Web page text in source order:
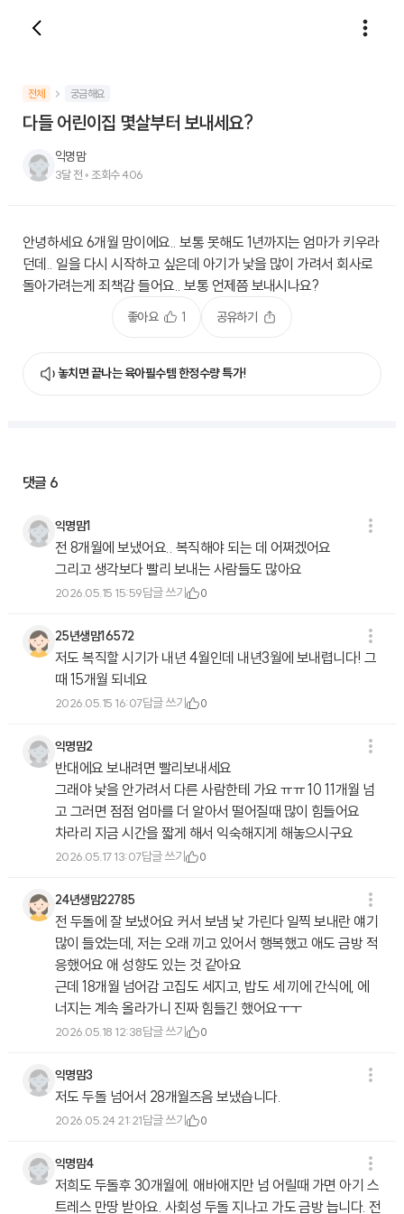
전체 궁금해요
다들 어린이집 몇살부터 보내세요?
익명맘
3달 전 • 조회수406
안녕하세요 6개월 맘이에요.. 보통 못해도 1년까지는 엄마가 키우라
던데.. 일을 다시 시작하고 싶은데 아기가 낯을 많이 가려서 회사로
돌아가려는게 죄책감 들어요.. 보통 언제쯤 보내시나요?
좋아요 1 공유하기
놓치면 끝나는 육아필수템 한정수량 특가!
댓글 6
익명맘1
전 8개월에 보냈어요.. 복직해야 되는 데 어쩌겠어요
그리고 생각보다 빨리 보내는 사람들도 많아요
2026.05.15 15:59답글 쓰기 0
25년생맘16572
저도 복직할 시기가 내년 4월인데 내년3월에 보내렵니다! 그
때 15개월 되네요
2026.05.15 16:07답글 쓰기 0
익명맘2
반대에요 보내려면 빨리보내세요
그래야 낯을 안가려서 다른 사람한테 가요 ㅠㅠ 10 11개월 넘
고 그러면 점점 엄마를 더 알아서 떨어질때 많이 힘들어요
차라리 지금 시간을 짧게 해서 익숙해지게 해놓으시구요
2026.05.17 13:07답글 쓰기 0
24년생맘22785
전 두돌에 잘 보냈어요 커서 보냄 낯 가린다 일찍 보내란 얘기
많이 들었는데, 저는 오래 끼고 있어서 행복했고 애도 금방 적
응했어요 애 성향도 있는 것 같아요
근데 18개월 넘어감 고집도 세지고, 밥도 세 끼에 간식에, 에
너지는 계속 올라가니 진짜 힘들긴 했어요ㅜㅜ
2026.05.18 12:38답글 쓰기 0
익명맘3
저도 두돌 넘어서 28개월즈음 보냈습니다.
2026.05.24 21:21답글 쓰기 0
익명맘4
저희도 두돌후 30개월에. 애바애지만 넘 어릴때 가면 아기 스
트레스 만땅 받아요. 사회성 두돌 지나고 가도 금방 늡니다. 전